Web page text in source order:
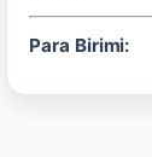
Para Birimi: